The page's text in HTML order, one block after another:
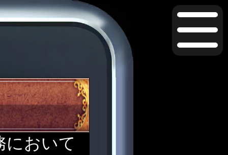
において